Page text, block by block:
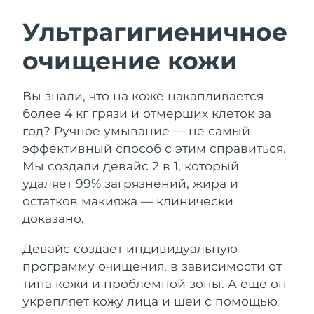
Ультрагигиеничное
очищение кожи
Вы знали, что на коже накапливается
более 4 кг грязи и отмерших клеток за
год? Ручное умывание — не самый
эффективный способ с этим справиться.
Мы создали девайс 2 в 1, который
удаляет 99% загрязнений, жира и
остатков макияжа — клинически
доказано.
Девайс создает индивидуальную
программу очищения, в зависимости от
типа кожи и проблемной зоны. А еще он
укрепляет кожу лица и шеи с помощью
LUNA™ 4 набор
Anti-aging massage
LUNA™ 4 Plus
Massage, LED heating
LUNA™ 4 Men
For men, anti-aging massage
BEAR™ 2 набор
Microcurrent toning
BEAR™ 2 go
Microcurrent toning on-the-go
BEAR™ 2 eyes & lips
Microcurrent line smoothing device
Увлажнение
UFO™ 3 набор
UFO™ 3 LED
Near-infrared and red light therapy
device
Забота о полости рта
issa™ 4
issa™ 4 plus
Smart hybrid silicone sonic toothbrush
FAQ™ АНТИВОЗРАСТНОЙ УХОД
Омоложение LED-процедуры
Австралия
Ожидаемая дата доставки
Австрия
Ожидаемая дата доставки
10/08/2026
Бахрейн
11/08/2026
Бельгия
Ожидаемая дата доставки
Босния и
Герцеговина
Ожидаемая дата доставки
13/08/2026